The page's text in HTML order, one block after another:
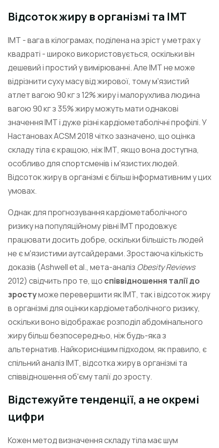
Відсоток жиру в організмі та ІМТ
ІМТ - вага в кілограмах, поділена на зріст у метрах у
квадраті - широко використовується, оскільки він
дешевий і простий у вимірюванні. Але ІМТ не може
відрізнити суху масу від жирової, тому м'язистий
атлет вагою 90 кг з 12% жиру і малорухлива людина
вагою 90 кг з 35% жиру можуть мати однакові
значення ІМТ і дуже різні кардіометаболічні профілі. У
Настановах ACSM 2018 чітко зазначено, що оцінка
складу тіла є кращою, ніж ІМТ, якщо вона доступна,
особливо для спортсменів і м'язистих людей.
Відсоток жиру в організмі є більш інформативним у цих
умовах.
Однак для прогнозування кардіометаболічного
ризику на популяційному рівні ІМТ продовжує
працювати досить добре, оскільки більшість людей
не є м'язистими аутсайдерами. Зростаюча кількість
доказів (Ashwell et al., мета-аналіз Obesity Reviews
2012) свідчить про те, що співвідношення талії до
зростуможе перевершити як ІМТ, так і відсоток жиру
в організмі для оцінки кардіометаболічного ризику,
оскільки воно відображає розподіл абдомінального
жиру більш безпосередньо, ніж будь-яка з
альтернатив. Найкориснішим підходом, як правило, є
спільний аналіз ІМТ, відсотка жиру в організмі та
співвідношення об'єму талії до зросту.
Відстежуйте тенденції, а не окремі
цифри
Кожен метод визначення складу тіла має шум